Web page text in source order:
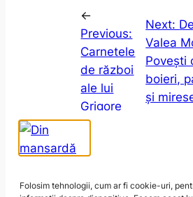
Folosim tehnologii, cum ar fi cookie-uri,
←
Previous:
Carnetele
de război
ale lui
Grigore
Romalo
Next:
Valea
Povești
boieri,
și